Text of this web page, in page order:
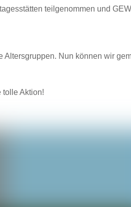
teilgenommen und
Nun können wir
tolle Aktion!